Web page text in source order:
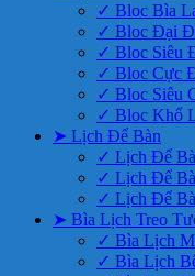
✓ Bloc Bìa
✓ Bloc Đại
✓ Bloc Siêu
✓ Bloc Cực
✓ Bloc Siêu
✓ Bloc Khổ
➤ Lịch Để Bàn
✓ Lịch Để
✓ Lịch Để
✓ Lịch Để
➤ Bìa Lịch Treo
✓ Bìa Lịch
✓ Bìa Lịch